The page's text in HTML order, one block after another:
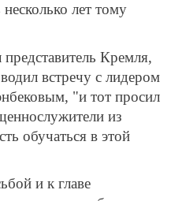
лет тому
Кремля,
встречу с лидером
"и тот просил
из
обучаться в этой
и к главе